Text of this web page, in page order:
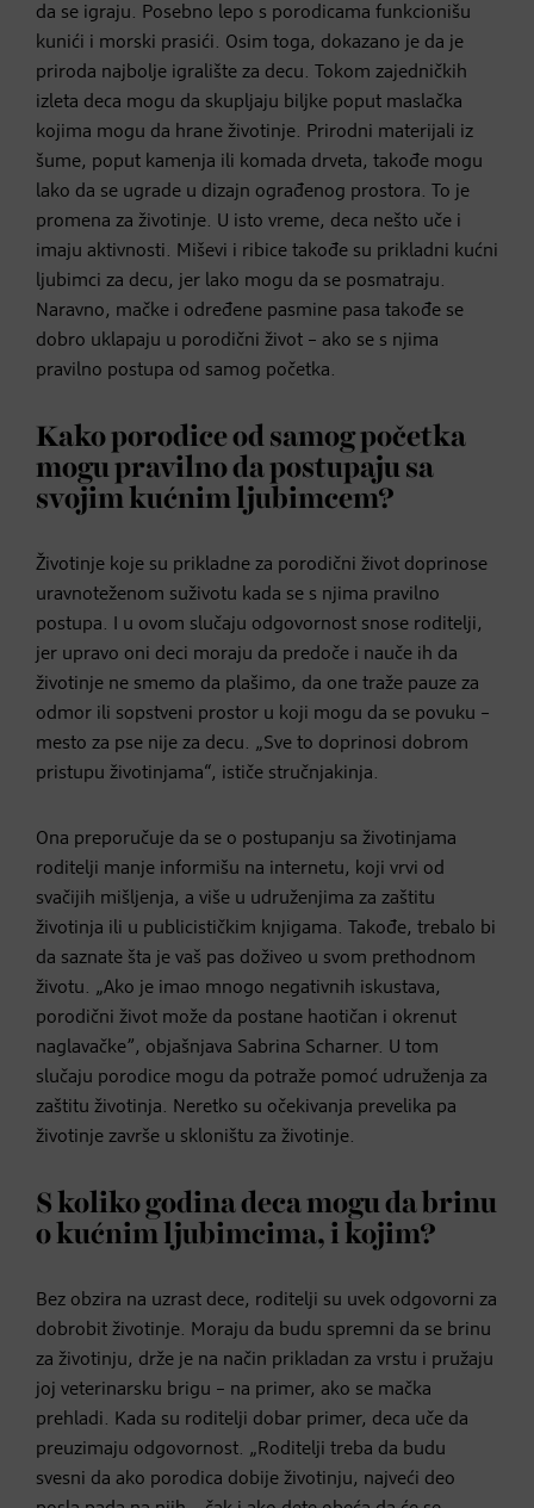
da se igraju. Posebno lepo s porodicama funkcionišu
kunići i morski prasići. Osim toga, dokazano je da je
priroda najbolje igralište za decu. Tokom zajedničkih
izleta deca mogu da skupljaju biljke poput maslačka
kojima mogu da hrane životinje. Prirodni materijali iz
šume, poput kamenja ili komada drveta, takođe mogu
lako da se ugrade u dizajn ograđenog prostora. To je
promena za životinje. U isto vreme, deca nešto uče i
imaju aktivnosti. Miševi i ribice takođe su prikladni kućni
ljubimci za decu, jer lako mogu da se posmatraju.
Naravno, mačke i određene pasmine pasa takođe se
dobro uklapaju u porodični život – ako se s njima
pravilno postupa od samog početka.
Kako porodice od samog početka
mogu pravilno da postupaju sa
svojim kućnim ljubimcem?
Životinje koje su prikladne za porodični život doprinose
uravnoteženom suživotu kada se s njima pravilno
postupa. I u ovom slučaju odgovornost snose roditelji,
jer upravo oni deci moraju da predoče i nauče ih da
životinje ne smemo da plašimo, da one traže pauze za
odmor ili sopstveni prostor u koji mogu da se povuku –
mesto za pse nije za decu. „Sve to doprinosi dobrom
pristupu životinjama“, ističe stručnjakinja.
Ona preporučuje da se o postupanju sa životinjama
roditelji manje informišu na internetu, koji vrvi od
svačijih mišljenja, a više u udruženjima za zaštitu
životinja ili u publicističkim knjigama. Takođe, trebalo bi
da saznate šta je vaš pas doživeo u svom prethodnom
životu. „Ako je imao mnogo negativnih iskustava,
porodični život može da postane haotičan i okrenut
naglavačke”, objašnjava Sabrina Scharner. U tom
slučaju porodice mogu da potraže pomoć udruženja za
zaštitu životinja. Neretko su očekivanja prevelika pa
životinje završe u skloništu za životinje.
S koliko godina deca mogu da brinu
o kućnim ljubimcima, i kojim?
Bez obzira na uzrast dece, roditelji su uvek odgovorni za
dobrobit životinje. Moraju da budu spremni da se brinu
za životinju, drže je na način prikladan za vrstu i pružaju
joj veterinarsku brigu – na primer, ako se mačka
prehladi. Kada su roditelji dobar primer, deca uče da
preuzimaju odgovornost. „Roditelji treba da budu
svesni da ako porodica dobije životinju, najveći deo